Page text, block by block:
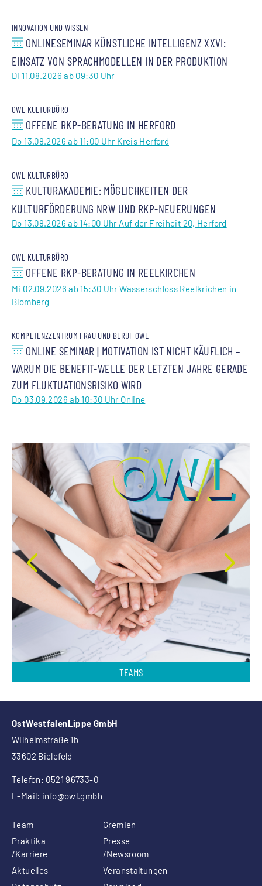
INNOVATION UND WISSEN
ONLINESEMINAR KÜNSTLICHE INTELLIGENZ XXVI:
EINSATZ VON SPRACHMODELLEN IN DER PRODUKTION
Di 11.08.2026 ab 09:30 Uhr
OWL KULTURBÜRO
OFFENE RKP-BERATUNG IN HERFORD
Do 13.08.2026 ab 11:00 Uhr Kreis Herford
OWL KULTURBÜRO
KULTURAKADEMIE: MÖGLICHKEITEN DER
KULTURFÖRDERUNG NRW UND RKP-NEUERUNGEN
Do 13.08.2026 ab 14:00 Uhr Auf der Freiheit 20, Herford
OWL KULTURBÜRO
OFFENE RKP-BERATUNG IN REELKIRCHEN
Mi 02.09.2026 ab 15:30 Uhr Wasserschloss Reelkrichen in
Blomberg
KOMPETENZZENTRUM FRAU UND BERUF OWL
ONLINE SEMINAR | MOTIVATION IST NICHT KÄUFLICH –
WARUM DIE BENEFIT-WELLE DER LETZTEN JAHRE GERADE
ZUM FLUKTUATIONSRISIKO WIRD
Do 03.09.2026 ab 10:30 Uhr Online
TEAMS
OstWestfalenLippe GmbH
Wilhelmstraße 1b
33602 Bielefeld
Telefon: 0521 96733-0
E-Mail: info@owl.gmbh
Team
Gremien
Praktika
/Karriere
Presse
/Newsroom
Aktuelles
Veranstaltungen